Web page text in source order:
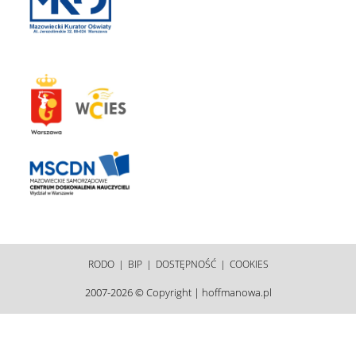
RODO BIP DOSTĘPNOŚĆ COOKIES
2007-2026 © Copyright | hoffmanowa.pl